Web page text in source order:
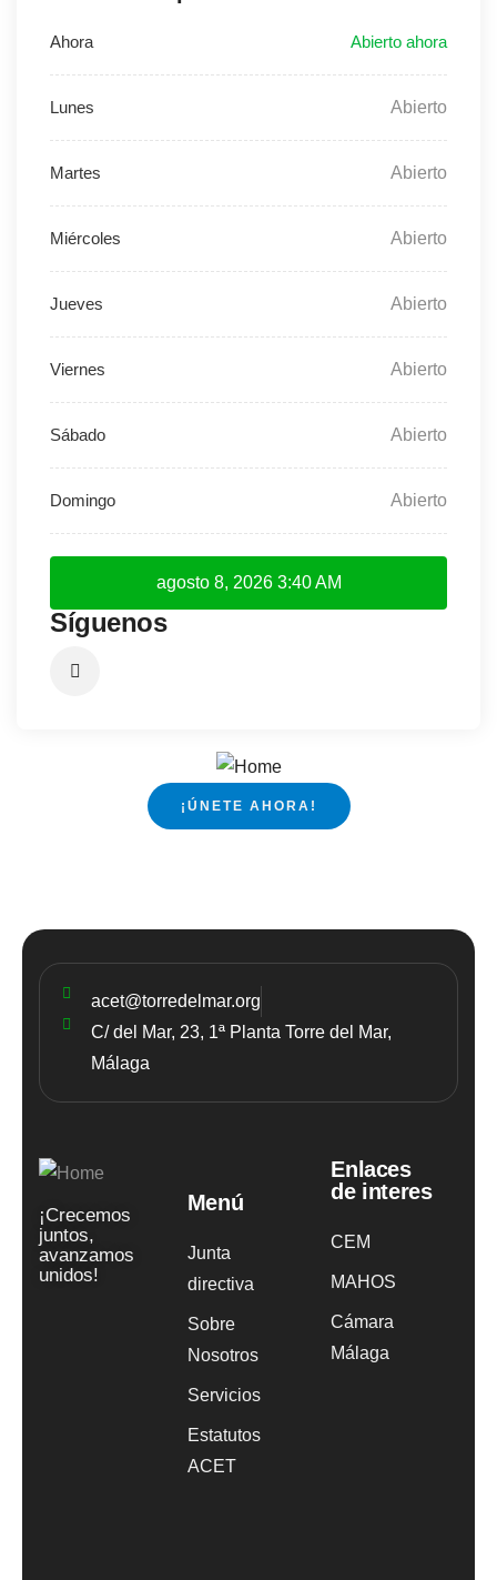
Abierto
Abierto
Abierto
Abierto
Abierto
Abierto
Abierto
agosto 8, 2026 3:40 AM
Síguenos
¡ÚNETE AHORA!
acet@torredelmar.org
C/ del Mar, 23, 1ª Planta Torre del Mar,
Málaga
¡Crecemos
juntos,
avanzamos
unidos!
Menú
Junta
directiva
Sobre
Nosotros
Servicios
Estatutos
ACET
Enlaces
de interes
CEM
MAHOS
Cámara
Málaga